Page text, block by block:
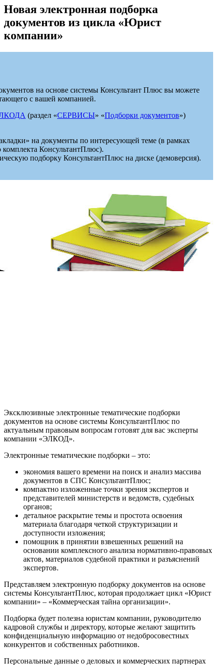
Новая электронная подборка
документов из цикла «Юрист
компании»
на основе системы Консультант Плюс вы можете
с вашей компанией.
(раздел «СЕРВИСЫ» «Подборки документов»)
на документы по интересующей теме (в рамках
комплекта КонсультантПлюс).
подборку КонсультантПлюс на диске (демоверсия).
Эксклюзивные электронные тематические подборки
документов на основе системы КонсультантПлюс по
актуальным правовым вопросам готовят для вас эксперты
компании «ЭЛКОД».
Электронные тематические подборки – это:
экономия вашего времени на поиск и анализ массива
документов в СПС КонсультантПлюс;
компактно изложенные точки зрения экспертов и
представителей министерств и ведомств, судебных
органов;
детальное раскрытие темы и простота освоения
материала благодаря четкой структуризации и
доступности изложения;
помощник в принятии взвешенных решений на
основании комплексного анализа нормативно-правовых
актов, материалов судебной практики и разъяснений
экспертов.
Представляем электронную подборку документов на основе
системы КонсультантПлюс, которая продолжает цикл «Юрист
компании» – «Коммерческая тайна организации».
Подборка будет полезна юристам компании, руководителю
кадровой службы и директору, которые желают защитить
конфиденциальную информацию от недобросовестных
конкурентов и собственных работников.
Персональные данные о деловых и коммерческих партнерах